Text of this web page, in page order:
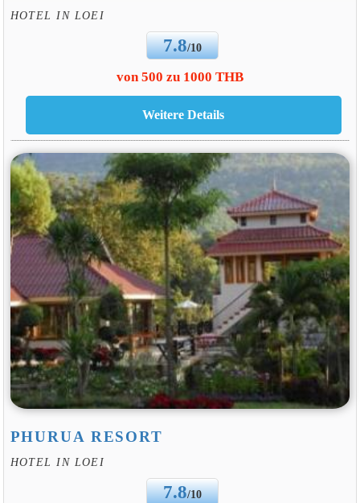
HOTEL IN LOEI
7.8/10
von 500 zu 1000 THB
PHURUA RESORT
HOTEL IN LOEI
7.8/10